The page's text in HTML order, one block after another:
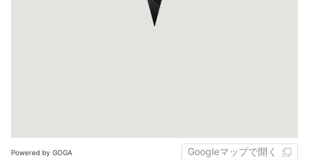
Powered by GOGA Googleマップで開く